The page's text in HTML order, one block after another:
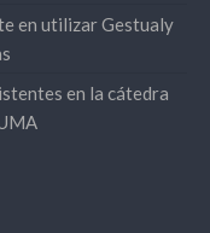
en utilizar Gestualy
en la cátedra